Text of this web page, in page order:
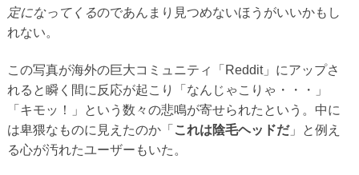
定になってくるのであんまり見つめないほうがいいかもし
れない。
この写真が海外の巨大コミュニティ「Reddit」にアップさ
れると瞬く間に反応が起こり「なんじゃこりゃ・・・」
「キモッ！」という数々の悲鳴が寄せられたという。中に
は卑猥なものに見えたのか「 これは陰毛ヘッドだ」と例え
る心が汚れたユーザーもいた。